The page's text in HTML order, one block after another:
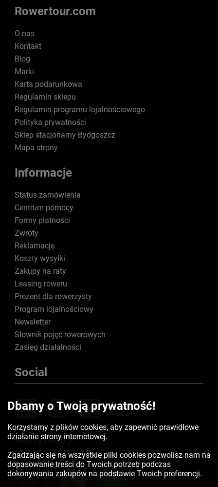
Rowertour.com
O nas
Kontakt
Blog
Marki
Karta podarunkowa
Regulamin sklepu
Regulamin programu lojalnościowego
Polityka prywatności
Sklep stacjonarny Bydgoszcz
Mapa strony
Informacje
Status zamówienia
Centrum pomocy
Formy płatności
Zwroty
Reklamacje
Koszty wysyłki
Zakupy na raty
Leasing roweru
Prezent dla rowerzysty
Program lojalnościowy
Newsletter
Słownik pojęć rowerowych
Zasięg działalności
Social
Certyfikaty
Dbamy o Twoją prywatność!
Korzystamy z plików cookies, aby zapewnić prawidłowe
działanie strony internetowej.
Zgadzając się na wszystkie pliki cookies pozwolisz nam na
dopasowanie treści do Twoich potrzeb podczas
dokonywania zakupów na podstawie Twoich preferencji.